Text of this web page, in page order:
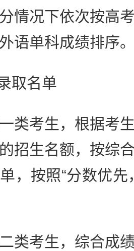
情况下依次按高
语单科成绩排序
名单
考生，根据考生
招生名额，按综
，按照“分数优
考生，综合成绩